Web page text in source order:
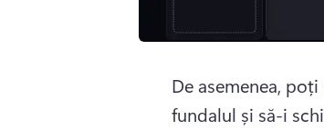
De asemenea,
fundalul și să-i